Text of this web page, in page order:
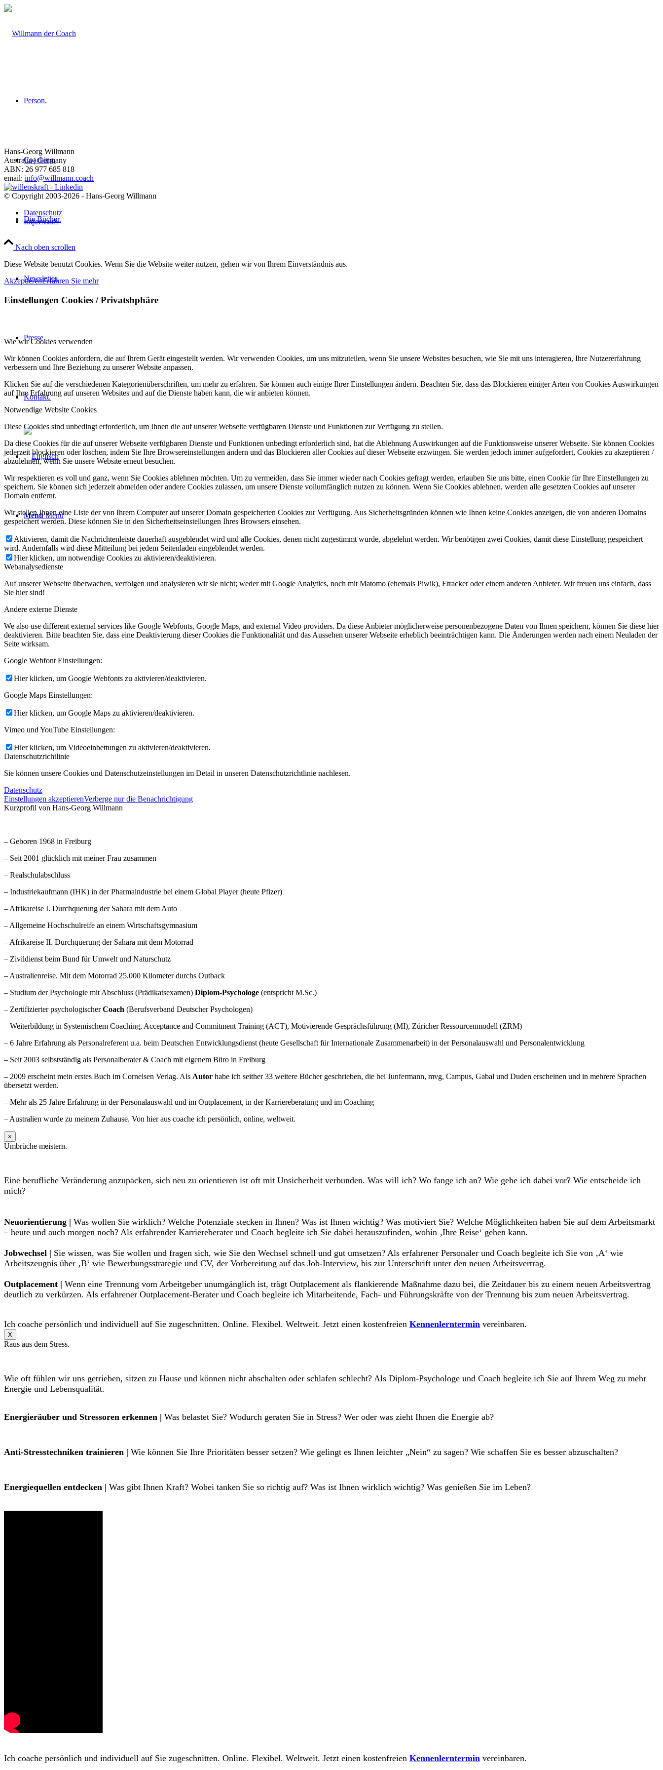
Person.
Coaching.
Die Bücher.
Newsletter.
Presse.
Kontakt.
Menü Menü
Hans-Georg Willmann
Australia | Germany
ABN: 26 977 685 818
email: info@willmann.coach
© Copyright 2003-2026 - Hans-Georg Willmann
Datenschutz
Impressum
Nach oben scrollen
Diese Website benutzt Cookies. Wenn Sie die Website weiter nutzen, gehen wir von Ihrem Einverständnis aus.
AkzeptierenErfahren Sie mehr
Einstellungen Cookies / Privatshphäre
Wie wir Cookies verwenden
Wir können Cookies anfordern, die auf Ihrem Gerät eingestellt werden. Wir verwenden Cookies, um uns mitzuteilen, wenn Sie unsere Websites besuchen, wie Sie mit uns interagieren, Ihre Nutzererfahrung
verbessern und Ihre Beziehung zu unserer Website anpassen.
Klicken Sie auf die verschiedenen Kategorienüberschriften, um mehr zu erfahren. Sie können auch einige Ihrer Einstellungen ändern. Beachten Sie, dass das Blockieren einiger Arten von Cookies Auswirkungen
auf Ihre Erfahrung auf unseren Websites und auf die Dienste haben kann, die wir anbieten können.
Notwendige Website Cookies
Diese Cookies sind unbedingt erforderlich, um Ihnen die auf unserer Webseite verfügbaren Dienste und Funktionen zur Verfügung zu stellen.
Da diese Cookies für die auf unserer Webseite verfügbaren Dienste und Funktionen unbedingt erforderlich sind, hat die Ablehnung Auswirkungen auf die Funktionsweise unserer Webseite. Sie können Cookies
jederzeit blockieren oder löschen, indem Sie Ihre Browsereinstellungen ändern und das Blockieren aller Cookies auf dieser Webseite erzwingen. Sie werden jedoch immer aufgefordert, Cookies zu akzeptieren /
abzulehnen, wenn Sie unsere Website erneut besuchen.
Wir respektieren es voll und ganz, wenn Sie Cookies ablehnen möchten. Um zu vermeiden, dass Sie immer wieder nach Cookies gefragt werden, erlauben Sie uns bitte, einen Cookie für Ihre Einstellungen zu
speichern. Sie können sich jederzeit abmelden oder andere Cookies zulassen, um unsere Dienste vollumfänglich nutzen zu können. Wenn Sie Cookies ablehnen, werden alle gesetzten Cookies auf unserer
Domain entfernt.
Wir stellen Ihnen eine Liste der von Ihrem Computer auf unserer Domain gespeicherten Cookies zur Verfügung. Aus Sicherheitsgründen können wie Ihnen keine Cookies anzeigen, die von anderen Domains
gespeichert werden. Diese können Sie in den Sicherheitseinstellungen Ihres Browsers einsehen.
Aktivieren, damit die Nachrichtenleiste dauerhaft ausgeblendet wird und alle Cookies, denen nicht zugestimmt wurde, abgelehnt werden. Wir benötigen zwei Cookies, damit diese Einstellung gespeichert
wird. Andernfalls wird diese Mitteilung bei jedem Seitenladen eingeblendet werden.
Hier klicken, um notwendige Cookies zu aktivieren/deaktivieren.
Webanalysedienste
Auf unserer Webseite überwachen, verfolgen und analysieren wir sie nicht; weder mit Google Analytics, noch mit Matomo (ehemals Piwik), Etracker oder einem anderen Anbieter. Wir freuen uns einfach, dass
Sie hier sind!
Andere externe Dienste
We also use different external services like Google Webfonts, Google Maps, and external Video providers. Da diese Anbieter möglicherweise personenbezogene Daten von Ihnen speichern, können Sie diese hier
deaktivieren. Bitte beachten Sie, dass eine Deaktivierung dieser Cookies die Funktionalität und das Aussehen unserer Webseite erheblich beeinträchtigen kann. Die Änderungen werden nach einem Neuladen der
Seite wirksam.
Google Webfont Einstellungen:
Hier klicken, um Google Webfonts zu aktivieren/deaktivieren.
Google Maps Einstellungen:
Hier klicken, um Google Maps zu aktivieren/deaktivieren.
Vimeo und YouTube Einstellungen:
Hier klicken, um Videoeinbettungen zu aktivieren/deaktivieren.
Datenschutzrichtlinie
Sie können unsere Cookies und Datenschutzeinstellungen im Detail in unseren Datenschutzrichtlinie nachlesen.
Datenschutz
Einstellungen akzeptierenVerberge nur die Benachrichtigung
Kurzprofil von Hans-Georg Willmann
– Geboren 1968 in Freiburg
– Seit 2001 glücklich mit meiner Frau zusammen
– Realschulabschluss
– Industriekaufmann (IHK) in der Pharmaindustrie bei einem Global Player (heute Pfizer)
– Afrikareise I. Durchquerung der Sahara mit dem Auto
– Allgemeine Hochschulreife an einem Wirtschaftsgymnasium
– Afrikareise II. Durchquerung der Sahara mit dem Motorrad
– Zivildienst beim Bund für Umwelt und Naturschutz
– Australienreise. Mit dem Motorrad 25.000 Kilometer durchs Outback
– Studium der Psychologie mit Abschluss (Prädikatsexamen) Diplom-Psychologe (entspricht M.Sc.)
– Zertifizierter psychologischerCoach (Berufsverband Deutscher Psychologen)
– Weiterbildung in Systemischem Coaching, Acceptance and Commitment Training (ACT), Motivierende Gesprächsführung (MI), Züricher Ressourcenmodell (ZRM)
– 6 Jahre Erfahrung als Personalreferent u.a. beim Deutschen Entwicklungsdienst (heute Gesellschaft für Internationale Zusammenarbeit) in der Personalauswahl und Personalentwicklung
– Seit 2003 selbstständig als Personalberater & Coach mit eigenem Büro in Freiburg
– 2009 erscheint mein erstes Buch im Cornelsen Verlag. Als Autor habe ich seither 33 weitere Bücher geschrieben, die bei Junfermann, mvg, Campus, Gabal und Duden erscheinen und in mehrere Sprachen
übersetzt werden.
– Mehr als 25 Jahre Erfahrung in der Personalauswahl und im Outplacement, in der Karriereberatung und im Coaching
– Australien wurde zu meinem Zuhause. Von hier aus coache ich persönlich, online, weltweit.
×
Umbrüche meistern.
Eine berufliche Veränderung anzupacken, sich neu zu orientieren ist oft mit Unsicherheit verbunden. Was will ich? Wo fange ich an? Wie gehe ich dabei vor? Wie entscheide ich
mich?
Neuorientierung | Was wollen Sie wirklich? Welche Potenziale stecken in Ihnen? Was ist Ihnen wichtig? Was motiviert Sie? Welche Möglichkeiten haben Sie auf dem Arbeitsmarkt
– heute und auch morgen noch? Als erfahrender Karriereberater und Coach begleite ich Sie dabei herauszufinden, wohin ‚Ihre Reise‘ gehen kann.
Jobwechsel | Sie wissen, was Sie wollen und fragen sich, wie Sie den Wechsel schnell und gut umsetzen? Als erfahrener Personaler und Coach begleite ich Sie von ‚A‘ wie
Arbeitszeugnis über ‚B‘ wie Bewerbungsstrategie und CV, der Vorbereitung auf das Job-Interview, bis zur Unterschrift unter den neuen Arbeitsvertrag.
Outplacement | Wenn eine Trennung vom Arbeitgeber unumgänglich ist, trägt Outplacement als flankierende Maßnahme dazu bei, die Zeitdauer bis zu einem neuen Arbeitsvertrag
deutlich zu verkürzen. Als erfahrener Outplacement-Berater und Coach begleite ich Mitarbeitende, Fach- und Führungskräfte von der Trennung bis zum neuen Arbeitsvertrag.
Ich coache persönlich und individuell auf Sie zugeschnitten. Online. Flexibel. Weltweit. Jetzt einen kostenfreien Kennenlerntermin vereinbaren.
X
Raus aus dem Stress.
Wie oft fühlen wir uns getrieben, sitzen zu Hause und können nicht abschalten oder schlafen schlecht? Als Diplom-Psychologe und Coach begleite ich Sie auf Ihrem Weg zu mehr
Energie und Lebensqualität.
Energieräuber und Stressoren erkennen | Was belastet Sie? Wodurch geraten Sie in Stress? Wer oder was zieht Ihnen die Energie ab?
Anti-Stresstechniken trainieren | Wie können Sie Ihre Prioritäten besser setzen? Wie gelingt es Ihnen leichter „Nein“ zu sagen? Wie schaffen Sie es besser abzuschalten?
Energiequellen entdecken | Was gibt Ihnen Kraft? Wobei tanken Sie so richtig auf? Was ist Ihnen wirklich wichtig? Was genießen Sie im Leben?
Ich coache persönlich und individuell auf Sie zugeschnitten. Online. Flexibel. Weltweit. Jetzt einen kostenfreien Kennenlerntermin vereinbaren.